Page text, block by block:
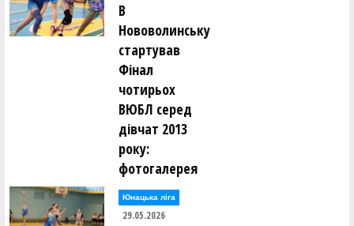
В
Нововолинську
стартував
Фінал
чотирьох
ВЮБЛ серед
дівчат 2013
року:
фотогалерея
Юнацька ліга
29.05.2026